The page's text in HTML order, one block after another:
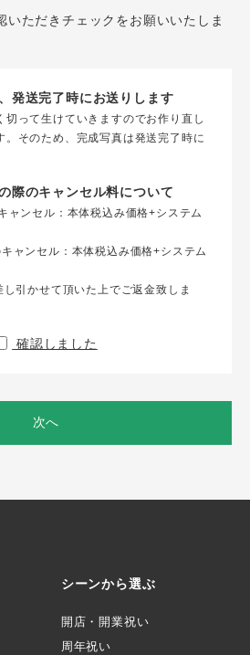
いただきチェックをお願いいたしま
発送完了時にお送りします
切って生けていきますのでお作り直し
。そのため、完成写真は発送完了時に
際のキャンセル料について
ャンセル：本体税込み価格+システム
ャンセル：本体税込み価格+システム
引かせて頂いた上でご返金致しま
確認しました
次へ
シーンから選ぶ
開店・開業祝い
周年祝い